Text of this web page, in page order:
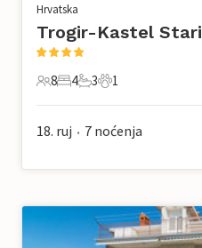
Hrvatska
Trogir-Kastel Stari
8 Gosti
8
4 Spavaće sobe
4
3 Kupaonice
3
1 Kućni ljubimac
1
18. ruj • 7 noćenja